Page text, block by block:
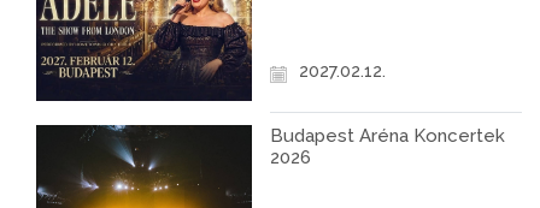
2027.02.12.
Budapest Aréna Koncertek
2026